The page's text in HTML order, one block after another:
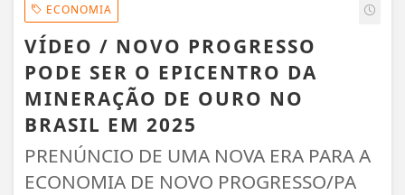
ECONOMIA
VÍDEO / NOVO PROGRESSO
PODE SER O EPICENTRO DA
MINERAÇÃO DE OURO NO
BRASIL EM 2025
PRENÚNCIO DE UMA NOVA ERA PARA A
ECONOMIA DE NOVO PROGRESSO/PA